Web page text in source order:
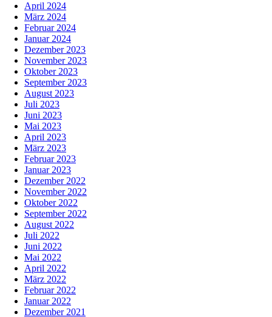
April 2024
März 2024
Februar 2024
Januar 2024
Dezember 2023
November 2023
Oktober 2023
September 2023
August 2023
Juli 2023
Juni 2023
Mai 2023
April 2023
März 2023
Februar 2023
Januar 2023
Dezember 2022
November 2022
Oktober 2022
September 2022
August 2022
Juli 2022
Juni 2022
Mai 2022
April 2022
März 2022
Februar 2022
Januar 2022
Dezember 2021